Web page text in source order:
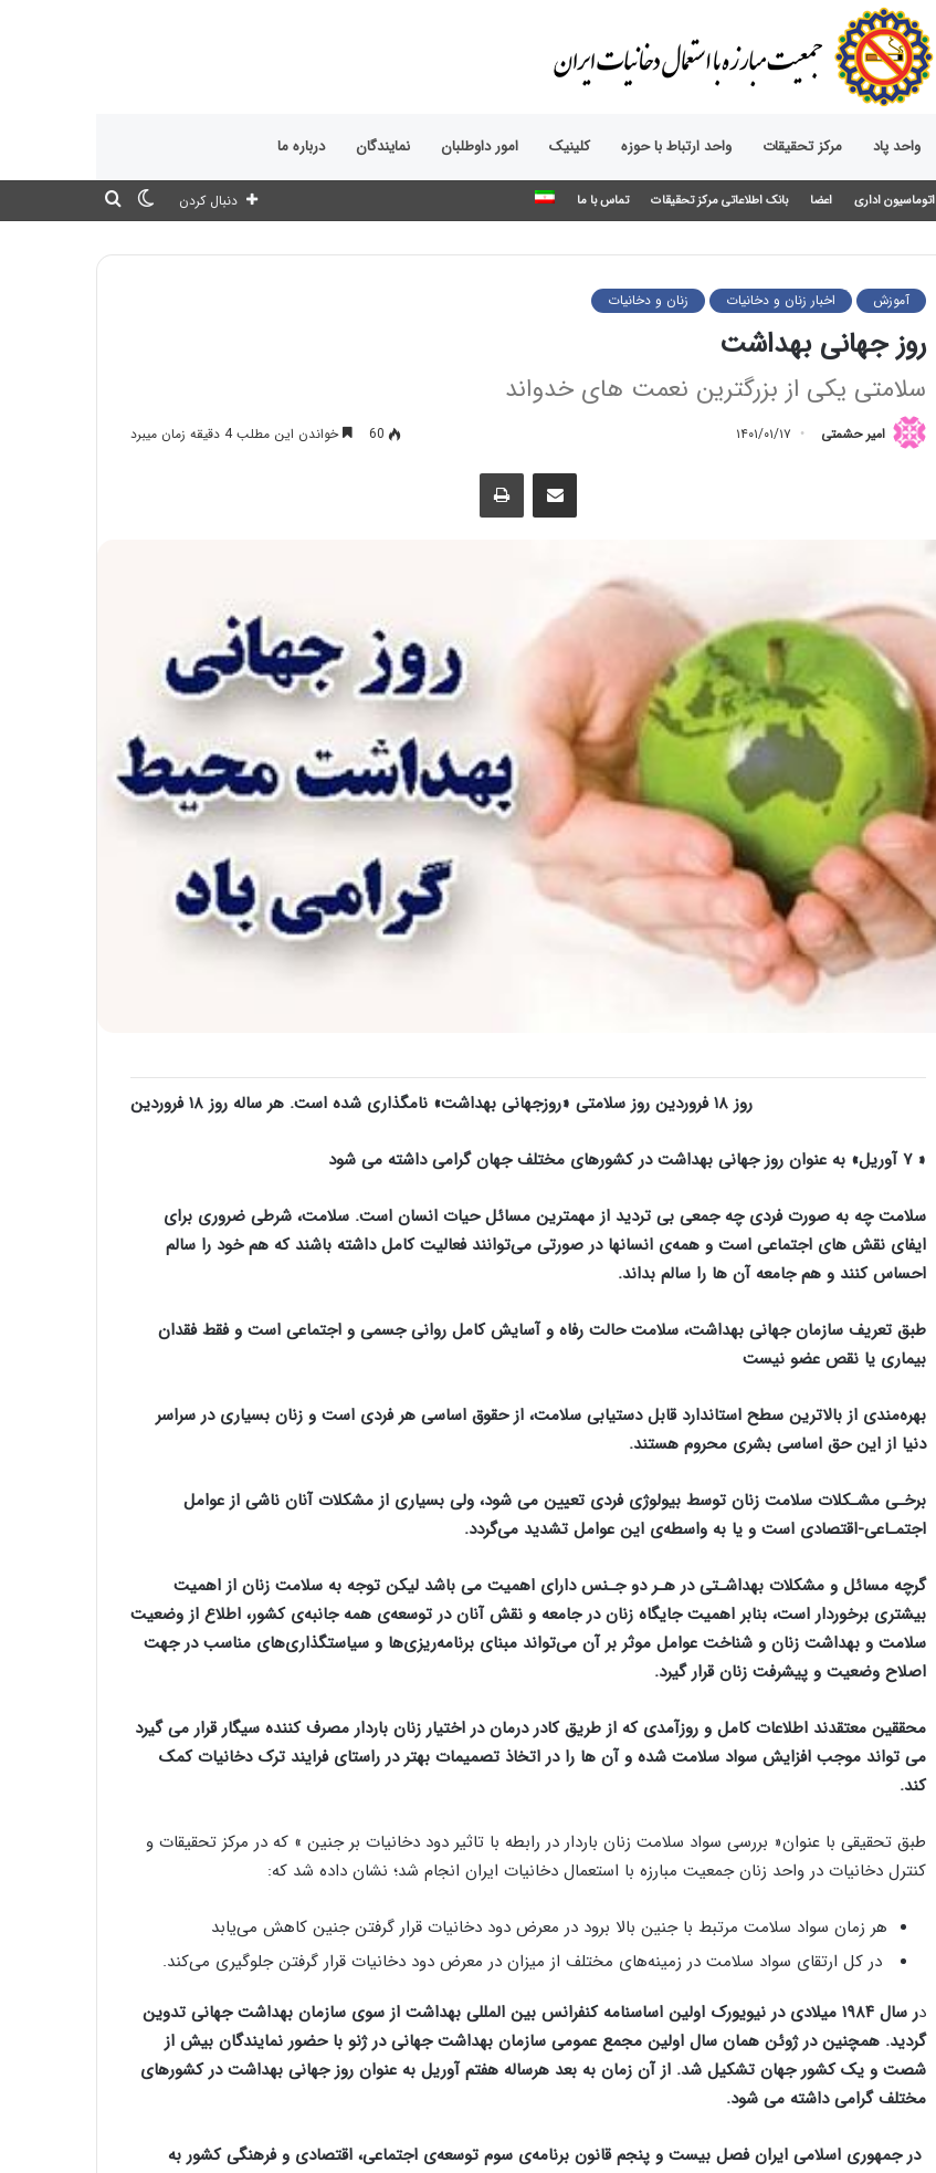
واحد پاد مرکز تحقیقات واحد ارتباط با حوزه‌ کلینیک امور داوطلبان نمایندگان درباره ما
اتوماسیون اداری اعضا بانک اطلاعاتی مرکز تحقیقات تماس با ما
تغییر
دنبال کردن
آموزش اخبار زنان و دخانیات زنان و دخانیات
روز جهانی بهداشت
سلامتی یکی از بزرگترین نعمت های خدواند
امیر حشمتی ۱۴۰۱/۰۱/۱۷ 60 خواندن این مطلب 4 دقیقه زمان میبرد
اشتراک گذاری از طریق ایمیل
روز ۱۸ فروردین روز سلامتی «روزجهانی بهداشت» نامگذاری شده است. هر ساله روز ۱۸ فروردین
« ۷ آوریل» به عنوان روز جهانی بهداشت در کشورهای مختلف جهان گرامی داشته می شود
سلامت چه به صورت فردی چه جمعی بی تردید از مهمترین مسائل حیات انسان است. سلامت، شرطی ضروری برای
ایفای نقش های اجتماعی است و همه‌ی انسانها در صورتی می‌توانند فعالیت کامل داشته باشند که هم خود را سالم
احساس کنند و هم جامعه آن ها را سالم بداند.
طبق تعریف سازمان جهانی بهداشت، سلامت حالت رفاه و آسایش کامل روانی جسمی و اجتماعی است و فقط فقدان
بیماری یا نقص عضو نیست
بهره‌مندی از بالاترین سطح استاندارد قابل دستیابی سلامت، از حقوق اساسی هر فردی است و زنان بسیاری در سراسر
دنیا از این حق اساسی بشری محروم هستند.
برخـی مشـکلات سلامت زنان توسط بیولوژی فردی تعیین می شود، ولی بسیاری از مشکلات آنان ناشی از عوامل
اجتمـاعی-اقتصادی است و یا به واسطه‌ی‌ این عوامل تشدید می‌گردد.
گرچه مسائل و مشکلات بهداشـتی در هـر دو جـنس دارای اهمیت می باشد لیکن توجه به سلامت زنان از اهمیت
بیشتری برخوردار است، بنابر اهمیت جایگاه زنان در جامعه و نقش آنان در توسعه‌ی همه جانبه‌ی کشور، اطلاع از وضعیت
سلامت و بهداشت زنان و شناخت عوامل موثر بر آن می‌تواند مبنای برنامه‌ریزی‌ها و سیاستگذاری‌های مناسب در جهت
اصلاح وضعیت و پیشرفت زنان قرار گیرد.
محققین معتقدند اطلاعات کامل و روزآمدی که از طریق کادر درمان در اختیار زنان باردار مصرف کننده سیگار قرار می گیرد
می تواند موجب افزایش سواد سلامت شده و آن ها را در اتخاذ تصمیمات بهتر در راستای فرایند ترک دخانیات کمک
کند.
طبق تحقیقی با عنوان« بررسی سواد سلامت زنان باردار در رابطه با تاثیر دود دخانیات بر جنین » که در مرکز تحقیقات و
کنترل دخانیات در واحد زنان جمعیت مبارزه با استعمال دخانیات ایران انجام شد؛ نشان داده شد که:
هر زمان سواد سلامت مرتبط با جنین بالا برود در معرض دود دخانیات قرار گرفتن جنین کاهش می‌یابد
در کل ارتقای سواد سلامت در زمینه‌های مختلف از میزان در معرض دود دخانیات قرار گرفتن جلوگیری می‌کند.
د
ر سال ۱۹۸۴ میلادی در نیویورک اولین اساسنامه کنفرانس بین المللی بهداشت از سوی سازمان بهداشت جهانی تدوین
گردید. همچنین در ژوئن همان سال اولین مجمع عمومی سازمان بهداشت جهانی در ژنو با حضور نمایندگان بیش از
شصت و یک کشور جهان تشکیل شد. از آن زمان به بعد هرساله هفتم آوریل به عنوان روز جهانی بهداشت در کشورهای
مختلف گرامی داشته می شود.
در جمهوری اسلامی ایران فصل بیست و پنجم قانون برنامه‌ی سوم توسعه‌ی اجتماعی، اقتصادی و فرهنگی کشور به